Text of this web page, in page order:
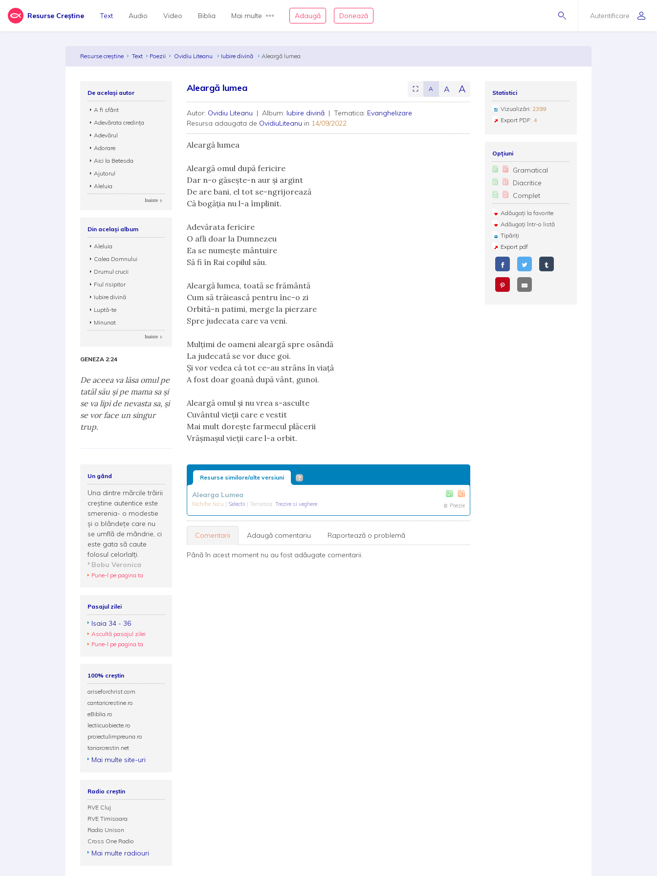
Resurse Creștine Autentificare
Text Audio Video Biblia Mai multe Adaugă Donează
Resurse creștine Text Poezii Ovidiu Liteanu Iubire divină Aleargă lumea
Aleargă lumea ⛶ A A A
Autor: Ovidiu Liteanu | Album: Iubire divină | Tematica: Evanghelizare
Resursa adaugata de OvidiuLiteanu in 14/09/2022
Aleargă lumea
Aleargă omul după fericire
Dar n-o găsește-n aur și argint
De are bani, el tot se-ngrijorează
Că bogăția nu l-a împlinit.
Adevărata fericire
O afli doar la Dumnezeu
Ea se numește mântuire
Să fi în Rai copilul său.
Aleargă lumea, toată se frământă
Cum să trăiească pentru înc-o zi
Orbită-n patimi, merge la pierzare
Spre judecata care va veni.
Mulțimi de oameni aleargă spre osândă
La judecată se vor duce goi.
Și vor vedea că tot ce-au strâns în viață
A fost doar goană după vânt, gunoi.
Aleargă omul și nu vrea s-asculte
Cuvântul vieții care e vestit
Mai mult dorește farmecul plăcerii
Vrășmașul vieții care l-a orbit.
Resurse similare/alte versiuni
Alearga Lumea
Nichifor Nicu | Selectii | Tematica: Trezire si veghere Poezie
Comentarii Adaugă comentariu Raportează o problemă
Până în acest moment nu au fost adăugate comentarii.
Statistici
Vizualizări: 2399
Export PDF: 4
Opțiuni
Gramatical
Diacritice
Complet
Adăugați la favorite
Adăugați într-o listă
Tipăriți
Export pdf
De același autor
A fi sfânt
Adevărata credința
Adevărul
Adorare
Aici la Betesda
Ajutorul
Aleluia
Inainte
Din același album
Aleluia
Calea Domnului
Drumul crucii
Fiul risipitor
Iubire divină
Luptă-te
Minunat
Inainte
GENEZA 2:24
De aceea va lăsa omul pe
tatăl său şi pe mama sa şi
se va lipi de nevasta sa, şi
se vor face un singur
trup.
Un gând
Una dintre mărcile trăirii
creştine autentice este
smerenia- o modestie
şi o blândețe care nu
se umflă de mândrie, ci
este gata să caute
folosul celorlalți.
Bobu Veronica
Pune-l pe pagina ta
Pasajul zilei
Isaia 34 - 36
Ascultă pasajul zilei
Pune-l pe pagina ta
100% creștin
ariseforchrist.com
cantaricrestine.ro
eBiblia.ro
lectiicuobiecte.ro
proiectulimpreuna.ro
tanarcrestin.net
Mai multe site-uri
Radio creștin
RVE Cluj
RVE Timisoara
Radio Unison
Cross One Radio
Mai multe radiouri